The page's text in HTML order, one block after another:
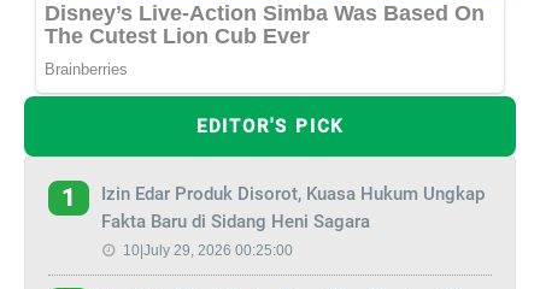
EDITOR'S PICK
1
Izin Edar Produk Disorot, Kuasa Hukum Ungkap
Fakta Baru di Sidang Heni Sagara
10|July 29, 2026 00:25:00